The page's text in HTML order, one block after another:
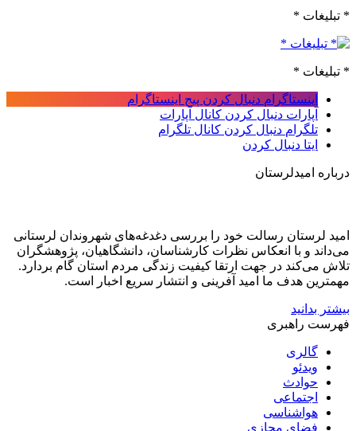
* تبلیغات *
* تبلیغات *
اینستاگرام دنبال کردن پیج اینستاگرام
آپارات دنبال کردن کانال آپارات
تلگرام دنبال کردن کانال تلگرام
ایتا دنبال کردن
درباره امیدلرستان
امید لرستان رسالت خود را بررسی دغدغه‌های شهروندان لرستانی
می‌داند و با انعکاس نظرات کارشناسان، دانشگاهیان، پژوهشگران
تلاش می‌کند در جهت ارتقا کیفیت زندگی مردم استان گام بردارد.
مهمترین هدف ما امید آفرینی و انتشار سریع اخبار است.
بیشتر بدانید
فهرست راهبری
گالری
ویدئو
حوادث
اجتماعی
هواشناسی
فضای مجازی